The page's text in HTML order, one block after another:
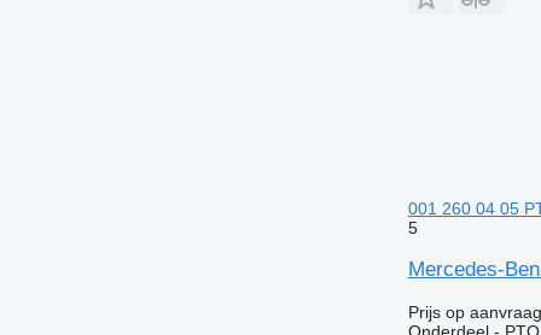
001 260 04 05
5
Mercedes-
Prijs op aanvraag
Onderdeel - PTO